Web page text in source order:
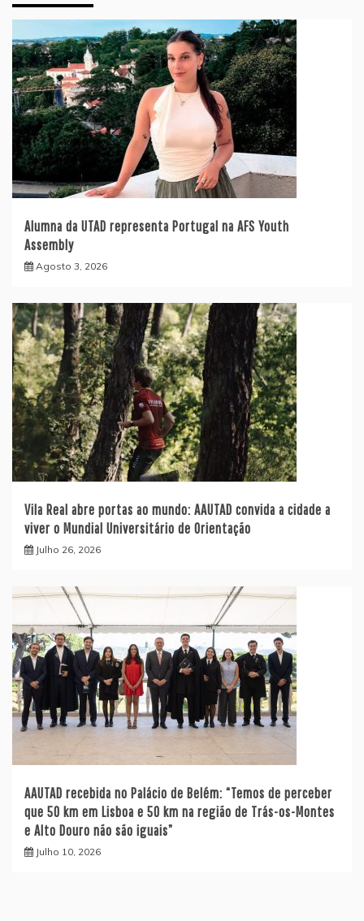
Alumna da UTAD representa Portugal na AFS Youth
Assembly
Agosto 3, 2026
Vila Real abre portas ao mundo: AAUTAD convida a cidade a
viver o Mundial Universitário de Orientação
Julho 26, 2026
AAUTAD recebida no Palácio de Belém: “Temos de perceber
que 50 km em Lisboa e 50 km na região de Trás-os-Montes
e Alto Douro não são iguais”
Julho 10, 2026